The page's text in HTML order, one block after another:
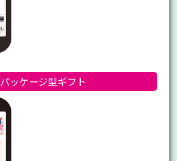
パッケージ型ギフト